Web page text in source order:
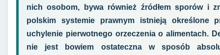
nich osobom, bywa również źródłem sporów i
polskim systemie prawnym istnieją określone
uchylenie pierwotnego orzeczenia o alimentach.
nie jest bowiem ostateczna w sposób